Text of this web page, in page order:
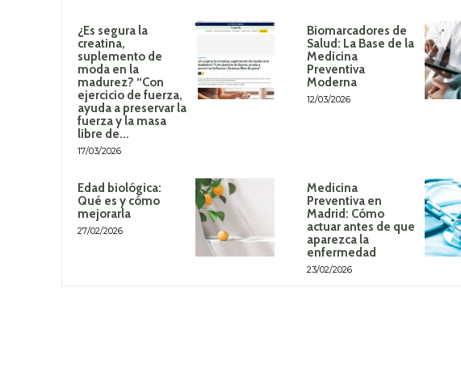
¿Es segura la
creatina,
suplemento de
moda en la
madurez? “Con
ejercicio de fuerza,
ayuda a preservar la
fuerza y la masa
libre de...
17/03/2026
Biomarcadores de
Salud: La Base de la
Medicina
Preventiva
Moderna
12/03/2026
Edad biológica:
Qué es y cómo
mejorarla
27/02/2026
Medicina
Preventiva en
Madrid: Cómo
actuar antes de que
aparezca la
enfermedad
23/02/2026